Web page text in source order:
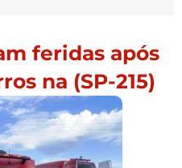
feridas após
na (SP-215)